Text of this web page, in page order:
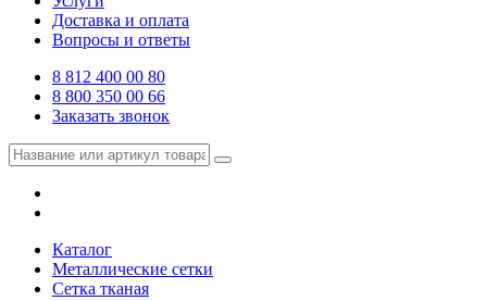
Доставка и оплата
Вопросы и ответы
8 812 400 00 80
8 800 350 00 66
Заказать звонок
Каталог
Металлические сетки
Сетка тканая